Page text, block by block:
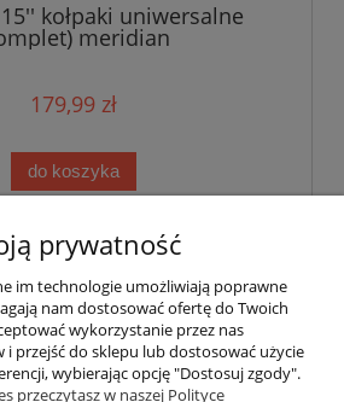
15'' kołpaki uniwersalne
meridian
179,99 zł
do koszyka
« 1 2 »
Pomoc
prywatność
im technologie umożliwiają poprawne
nam dostosować ofertę do Twoich
wykorzystanie przez nas
przejść do sklepu lub dostosować użycie
wybierając opcję "Dostosuj zgody".
przeczytasz w naszej Polityce